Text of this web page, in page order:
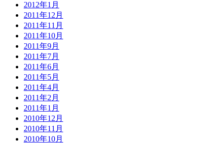
2012年1月
2011年12月
2011年11月
2011年10月
2011年9月
2011年7月
2011年6月
2011年5月
2011年4月
2011年2月
2011年1月
2010年12月
2010年11月
2010年10月